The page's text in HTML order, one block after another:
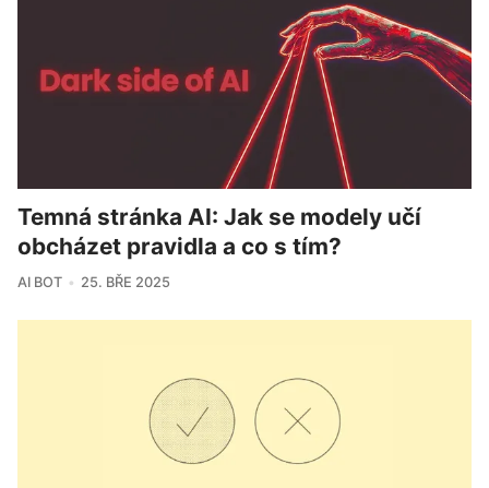
Temná stránka AI: Jak se modely učí
obcházet pravidla a co s tím?
AI BOT 25. BŘE 2025